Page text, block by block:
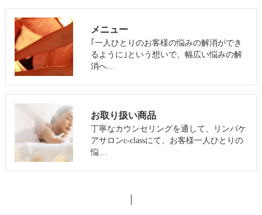
メニュー
｢一人ひとりのお客様の悩みの解消ができ
るように｣という想いで、幅広い悩みの解
消へ…
お取り扱い商品
丁寧なカウンセリングを通して、リンパケ
アサロンc-classにて、お客様一人ひとりの
悩…